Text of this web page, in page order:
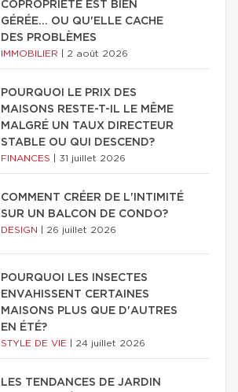
COPROPRIÉTÉ EST BIEN
GÉRÉE… OU QU'ELLE CACHE
DES PROBLÈMES
IMMOBILIER 2 août 2026
POURQUOI LE PRIX DES
MAISONS RESTE-T-IL LE MÊME
MALGRÉ UN TAUX DIRECTEUR
STABLE OU QUI DESCEND?
FINANCES 31 juillet 2026
COMMENT CRÉER DE L'INTIMITÉ
SUR UN BALCON DE CONDO?
DESIGN 26 juillet 2026
POURQUOI LES INSECTES
ENVAHISSENT CERTAINES
MAISONS PLUS QUE D'AUTRES
EN ÉTÉ?
STYLE DE VIE 24 juillet 2026
LES TENDANCES DE JARDIN